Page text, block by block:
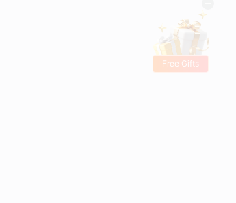
Free Gifts